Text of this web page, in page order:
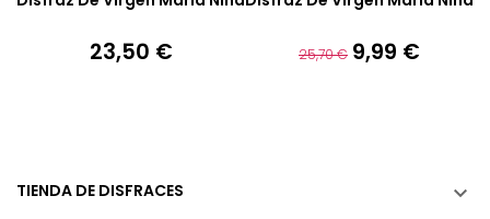
Precio
23,50 €
Precio
25,70 € Precio
9,99 €
TIENDA DE DISFRACES 